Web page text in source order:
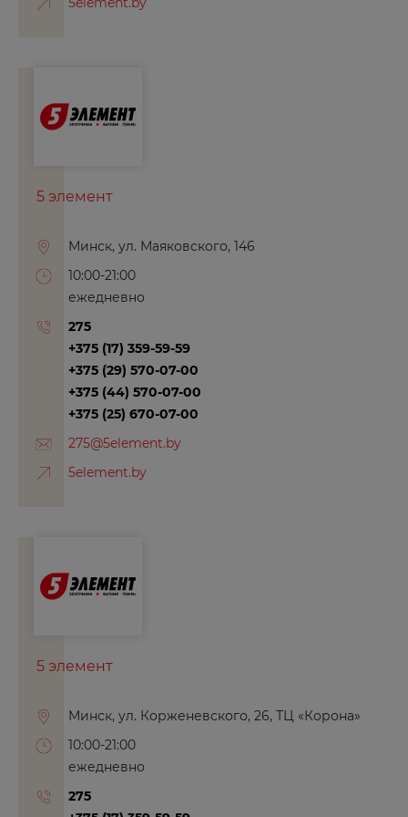
5 элемент
Минск, ул. Маяковского, 146
10:00-21:00
ежедневно
275
+375 (17) 359-59-59
+375 (29) 570-07-00
+375 (44) 570-07-00
+375 (25) 670-07-00
275@5element.by
5element.by
5 элемент
Минск, ул. Корженевского, 26, ТЦ «Корона»
10:00-21:00
ежедневно
275